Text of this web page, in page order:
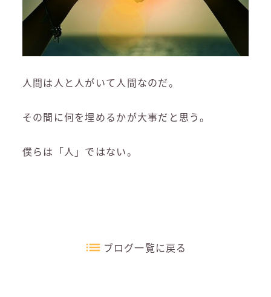
人間は人と人がいて人間なのだ。
その間に何を埋めるかが大事だと思う。
僕らは「人」ではない。
ブログ一覧に戻る